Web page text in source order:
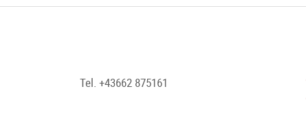
Tel. +43662 875161